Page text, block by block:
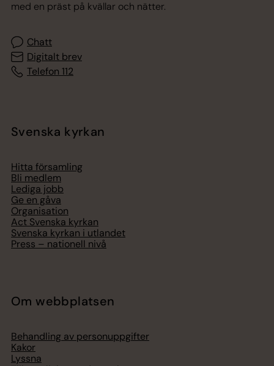
med en präst på kvällar och nätter.
Chatt
Digitalt brev
Telefon 112
Svenska kyrkan
Hitta församling
Bli medlem
Lediga jobb
Ge en gåva
Organisation
Act Svenska kyrkan
Svenska kyrkan i utlandet
Press – nationell nivå
Om webbplatsen
Behandling av personuppgifter
Kakor
Lyssna